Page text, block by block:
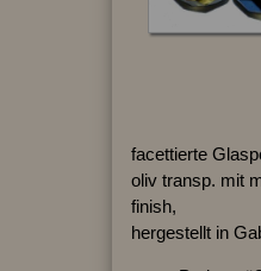
facettierte
oliv transp. mit
finish,
hergestellt in